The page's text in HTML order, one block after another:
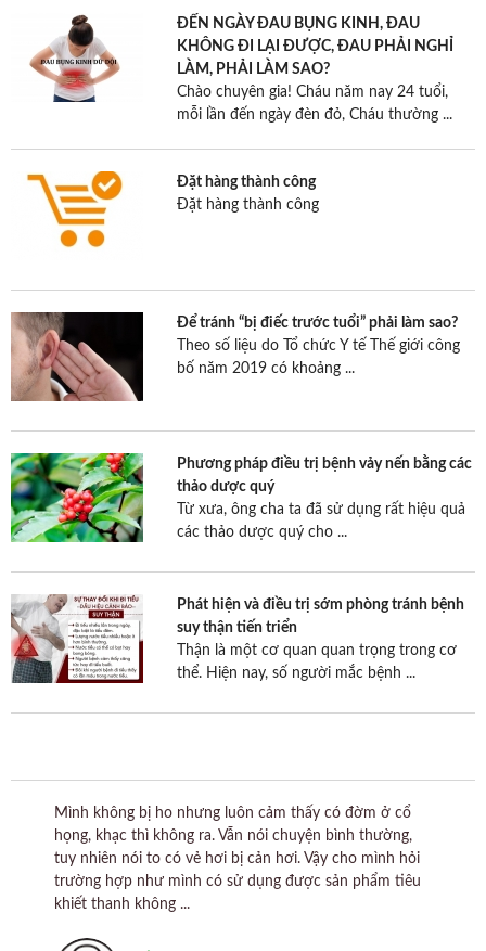
ĐẾN NGÀY ĐAU BỤNG KINH, ĐAU
KHÔNG ĐI LẠI ĐƯỢC, ĐAU PHẢI NGHỈ
LÀM, PHẢI LÀM SAO?
Chào chuyên gia! Cháu năm nay 24 tuổi,
mỗi lần đến ngày đèn đỏ, Cháu thường ...
Đặt hàng thành công
Đặt hàng thành công
Để tránh “bị điếc trước tuổi” phải làm sao?
Theo số liệu do Tổ chức Y tế Thế giới công
bố năm 2019 có khoảng ...
Phương pháp điều trị bệnh vảy nến bằng các
thảo dược quý
Từ xưa, ông cha ta đã sử dụng rất hiệu quả
các thảo dược quý cho ...
Phát hiện và điều trị sớm phòng tránh bệnh
suy thận tiến triển
Thận là một cơ quan quan trọng trong cơ
thể. Hiện nay, số người mắc bệnh ...
Mình không bị ho nhưng luôn cảm thấy có đờm ở cổ
họng, khạc thì không ra. Vẫn nói chuyện bình thường,
tuy nhiên nói to có vẻ hơi bị cản hơi. Vậy cho mình hỏi
trường hợp như mình có sử dụng được sản phẩm tiêu
khiết thanh không ...